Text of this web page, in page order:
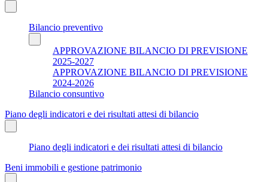
Bilancio preventivo
APPROVAZIONE BILANCIO DI PREVISIONE
2025-2027
APPROVAZIONE BILANCIO DI PREVISIONE
2024-2026
Bilancio consuntivo
Piano degli indicatori e dei risultati attesi di bilancio
Piano degli indicatori e dei risultati attesi di bilancio
Beni immobili e gestione patrimonio